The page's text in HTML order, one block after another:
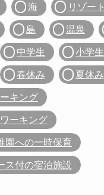
海 リゾート
島 温泉
中学生 小学生
春休み 夏休み
キング
ーキング
園への一時保育
ス付の宿泊施設